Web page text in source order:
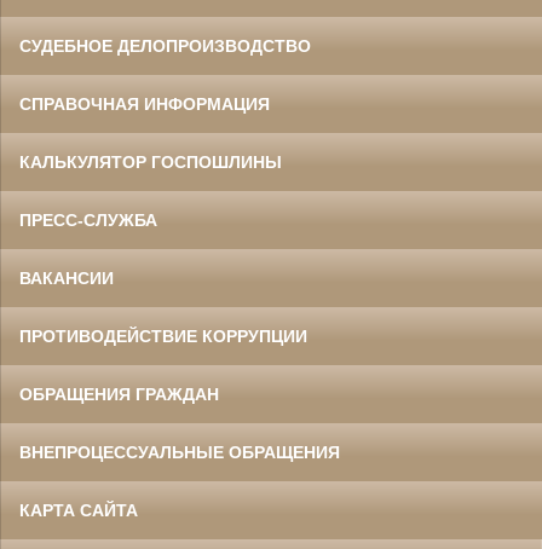
СУДЕБНОЕ ДЕЛОПРОИЗВОДСТВО
СПРАВОЧНАЯ ИНФОРМАЦИЯ
КАЛЬКУЛЯТОР ГОСПОШЛИНЫ
ПРЕСС-СЛУЖБА
ВАКАНСИИ
ПРОТИВОДЕЙСТВИЕ КОРРУПЦИИ
ОБРАЩЕНИЯ ГРАЖДАН
ВНЕПРОЦЕССУАЛЬНЫЕ ОБРАЩЕНИЯ
КАРТА САЙТА